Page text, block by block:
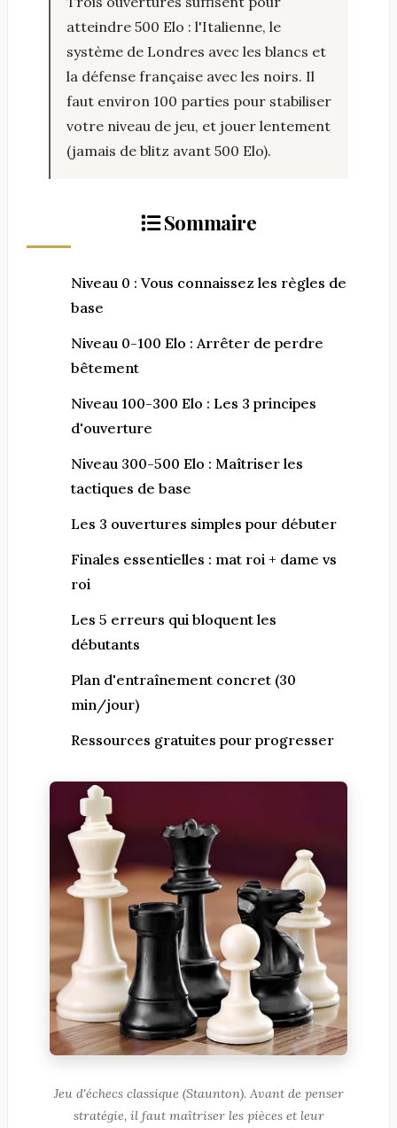
atteindre 500 Elo : l'Italienne, le
système de Londres avec les blancs et
la défense française avec les noirs. Il
faut environ 100 parties pour stabiliser
votre niveau de jeu, et jouer lentement
(jamais de blitz avant 500 Elo).
Sommaire
Niveau 0 : Vous connaissez les règles de
base
Niveau 0-100 Elo : Arrêter de perdre
bêtement
Niveau 100-300 Elo : Les 3 principes
d'ouverture
Niveau 300-500 Elo : Maîtriser les
tactiques de base
Les 3 ouvertures simples pour débuter
Finales essentielles : mat roi + dame vs
roi
Les 5 erreurs qui bloquent les
débutants
Plan d'entraînement concret (30
min/jour)
Ressources gratuites pour progresser
Jeu d'échecs classique (Staunton). Avant de penser
stratégie, il faut maîtriser les pièces et leur